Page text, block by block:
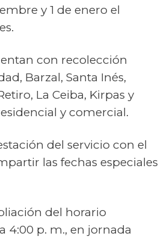
y 1 de enero el
con recolección
Barzal, Santa Inés,
La Ceiba, Kirpas y
y comercial.
del servicio con el
las fechas especiales
del horario
4:00 p. m., en jornada